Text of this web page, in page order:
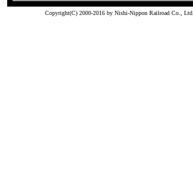
Copyright(C) 2000-2016 by Nishi-Nippon Railroad Co., Ltd.